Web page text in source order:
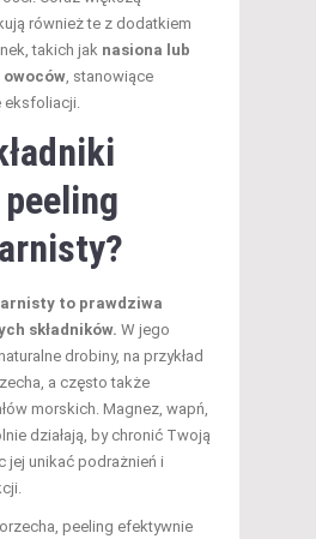
również te z dodatkiem
takich jak nasiona lub
owoców , stanowiące
eksfoliacji.
to prawdziwa
składników. W jego
drobiny, na przykład
a często także
morskich. Magnez, wapń,
działają, by chronić Twoją
jej unikać podrażnień i
peeling efektywnie